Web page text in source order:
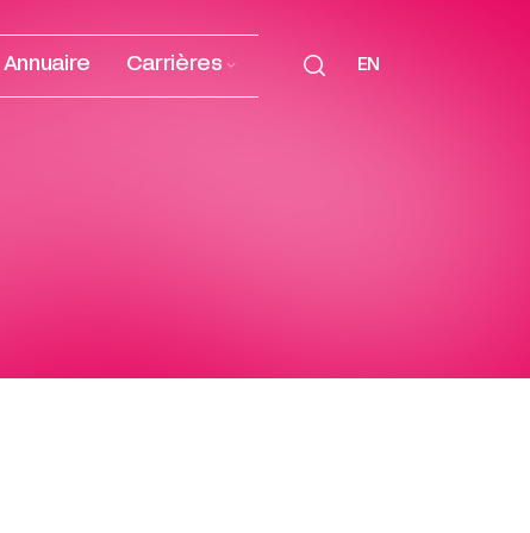
Annuaire Carrières EN